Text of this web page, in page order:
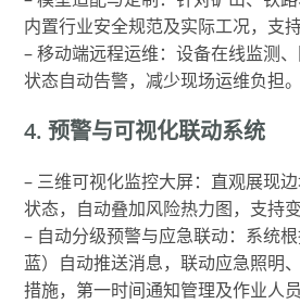
内置行业安全规范及实际工况，支
– 移动端远程运维：设备在线监测
状态自动告警，减少现场运维负担。
4. 预警与可视化联动系统
– 三维可视化监控大屏：直观展现
状态，自动叠加风险热力图，支持
– 自动分级预警与应急联动：系统
蓝）自动推送消息，联动应急照明
措施，第一时间通知管理及作业人员